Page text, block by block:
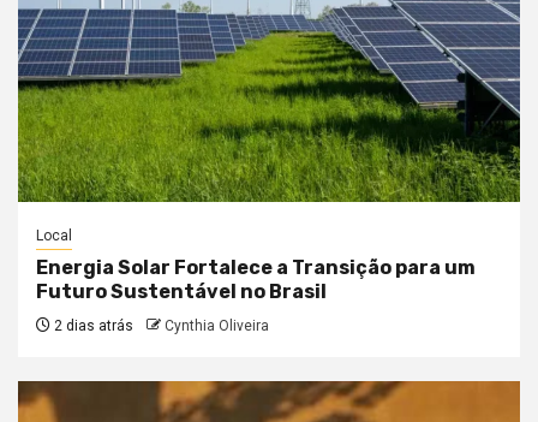
Local
Energia Solar Fortalece a Transição para um
Futuro Sustentável no Brasil
2 dias atrás Cynthia Oliveira